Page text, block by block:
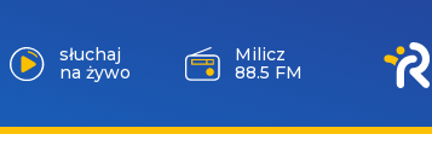
słuchaj
na żywo
Milicz
88.5 FM